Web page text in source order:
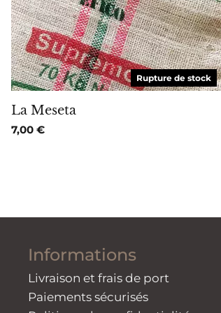
Rupture de stock
La Meseta
7,00 €
Informations
Livraison et frais de port
Paiements sécurisés